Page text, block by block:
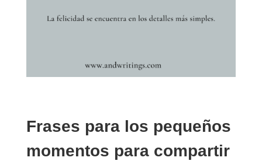
Frases para los pequeños
momentos para compartir